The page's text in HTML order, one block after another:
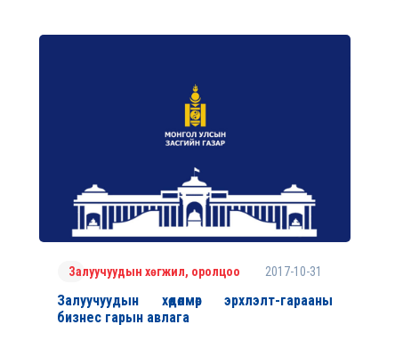
Залуучуудын хөгжил, оролцоо 2017-10-31
Залуучуудын хөдөлмөр эрхлэлт-гарааны
бизнес гарын авлага